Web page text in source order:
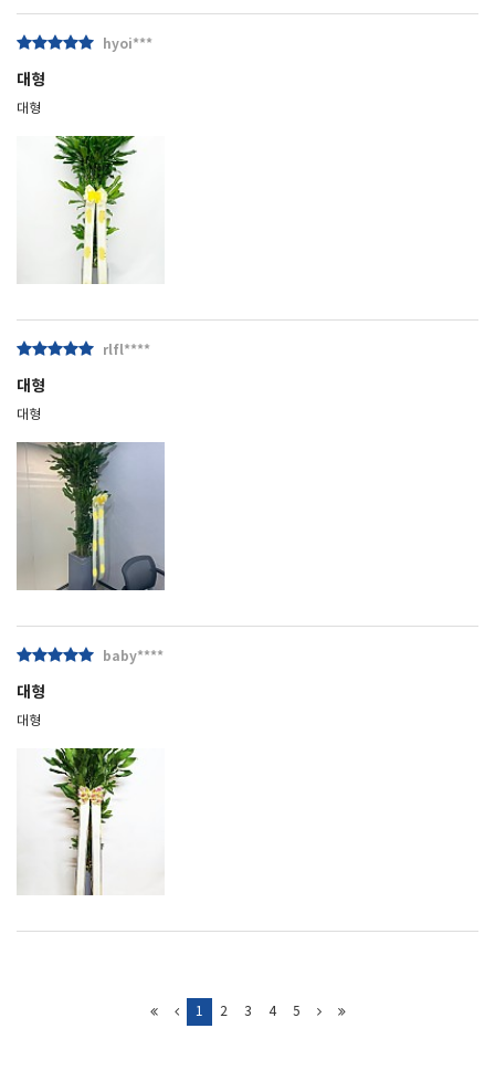
hyoi***
대형
대형
rlfl****
대형
대형
baby****
대형
대형
1 2 3 4 5